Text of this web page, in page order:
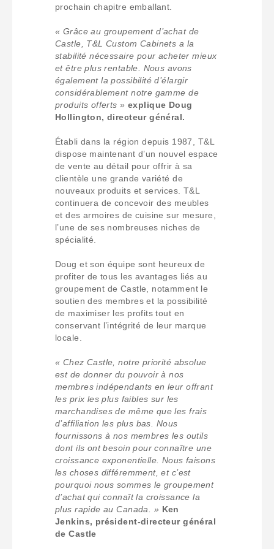
prochain chapitre emballant.
« Grâce au groupement d’achat de
Castle, T&L Custom Cabinets a la
stabilité nécessaire pour acheter mieux
et être plus rentable. Nous avons
également la possibilité d’élargir
considérablement notre gamme de
produits offerts » explique Doug
Hollington, directeur général.
Établi dans la région depuis 1987, T&L
dispose maintenant d’un nouvel espace
de vente au détail pour offrir à sa
clientèle une grande variété de
nouveaux produits et services. T&L
continuera de concevoir des meubles
et des armoires de cuisine sur mesure,
l’une de ses nombreuses niches de
spécialité.
Doug et son équipe sont heureux de
profiter de tous les avantages liés au
groupement de Castle, notamment le
soutien des membres et la possibilité
de maximiser les profits tout en
conservant l’intégrité de leur marque
locale.
« Chez Castle, notre priorité absolue
est de donner du pouvoir à nos
membres indépendants en leur offrant
les prix les plus faibles sur les
marchandises de même que les frais
d’affiliation les plus bas. Nous
fournissons à nos membres les outils
dont ils ont besoin pour connaître une
croissance exponentielle. Nous faisons
les choses différemment, et c’est
pourquoi nous sommes le groupement
d’achat qui connaît la croissance la
plus rapide au Canada. » Ken
Jenkins, président-directeur général
de Castle